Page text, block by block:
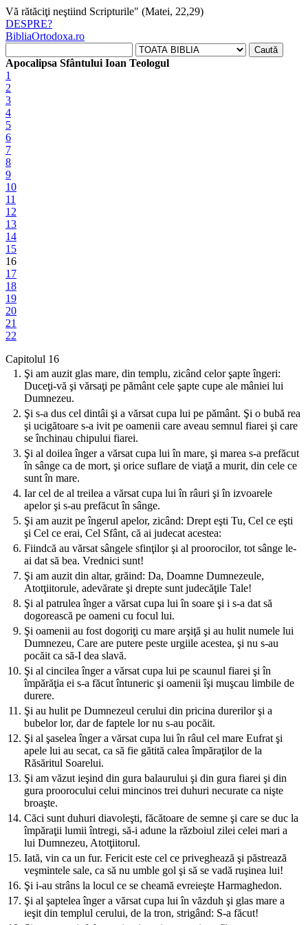
Vă rătăciţi neştiind Scripturile" (Matei, 22,29)
DESPRE?
BibliaOrtodoxa.ro
Apocalipsa Sfântului Ioan Teologul
1
2
3
4
5
6
7
8
9
10
11
12
13
14
15
16
17
18
19
20
21
22
Capitolul 16
1. Şi am auzit glas mare, din templu, zicând celor şapte îngeri:
Duceţi-vă şi vărsaţi pe pământ cele şapte cupe ale mâniei lui
Dumnezeu.
2. Şi s-a dus cel dintâi şi a vărsat cupa lui pe pământ. Şi o bubă rea
şi ucigătoare s-a ivit pe oamenii care aveau semnul fiarei şi care
se închinau chipului fiarei.
3. Şi al doilea înger a vărsat cupa lui în mare, şi marea s-a prefăcut
în sânge ca de mort, şi orice suflare de viaţă a murit, din cele ce
sunt în mare.
4. Iar cel de al treilea a vărsat cupa lui în râuri şi în izvoarele
apelor şi s-au prefăcut în sânge.
5. Şi am auzit pe îngerul apelor, zicând: Drept eşti Tu, Cel ce eşti
şi Cel ce erai, Cel Sfânt, că ai judecat acestea:
6. Fiindcă au vărsat sângele sfinţilor şi al proorocilor, tot sânge le-
ai dat să bea. Vrednici sunt!
7. Şi am auzit din altar, grăind: Da, Doamne Dumnezeule,
Atotţiitorule, adevărate şi drepte sunt judecăţile Tale!
8. Şi al patrulea înger a vărsat cupa lui în soare şi i s-a dat să
dogorească pe oameni cu focul lui.
9. Şi oamenii au fost dogoriţi cu mare arşiţă şi au hulit numele lui
Dumnezeu, Care are putere peste urgiile acestea, şi nu s-au
pocăit ca să-I dea slavă.
10. Şi al cincilea înger a vărsat cupa lui pe scaunul fiarei şi în
împărăţia ei s-a făcut întuneric şi oamenii îşi muşcau limbile de
durere.
11. Şi au hulit pe Dumnezeul cerului din pricina durerilor şi a
bubelor lor, dar de faptele lor nu s-au pocăit.
12. Şi al şaselea înger a vărsat cupa lui în râul cel mare Eufrat şi
apele lui au secat, ca să fie gătită calea împăraţilor de la
Răsăritul Soarelui.
13. Şi am văzut ieşind din gura balaurului şi din gura fiarei şi din
gura proorocului celui mincinos trei duhuri necurate ca nişte
broaşte.
14. Căci sunt duhuri diavoleşti, făcătoare de semne şi care se duc la
împăraţii lumii întregi, să-i adune la războiul zilei celei mari a
lui Dumnezeu, Atotţiitorul.
15. Iată, vin ca un fur. Fericit este cel ce priveghează şi păstrează
veşmintele sale, ca să nu umble gol şi să se vadă ruşinea lui!
16. Şi i-au strâns la locul ce se cheamă evreieşte Harmaghedon.
17. Şi al şaptelea înger a vărsat cupa lui în văzduh şi glas mare a
ieşit din templul cerului, de la tron, strigând: S-a făcut!